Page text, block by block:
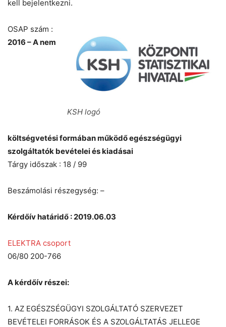
kell bejelentkezni.
KSH logó
OSAP szám :
2016 – A nem
költségvetési formában működő egészségügyi
szolgáltatók bevételei és kiadásai
Tárgy időszak : 18 / 99
Beszámolási részegység: –
Kérdőív határidő : 2019.06.03
ELEKTRA csoport
06/80 200-766
A kérdőív részei:
1. AZ EGÉSZSÉGÜGYI SZOLGÁLTATÓ SZERVEZET
BEVÉTELEI FORRÁSOK ÉS A SZOLGÁLTATÁS JELLEGE